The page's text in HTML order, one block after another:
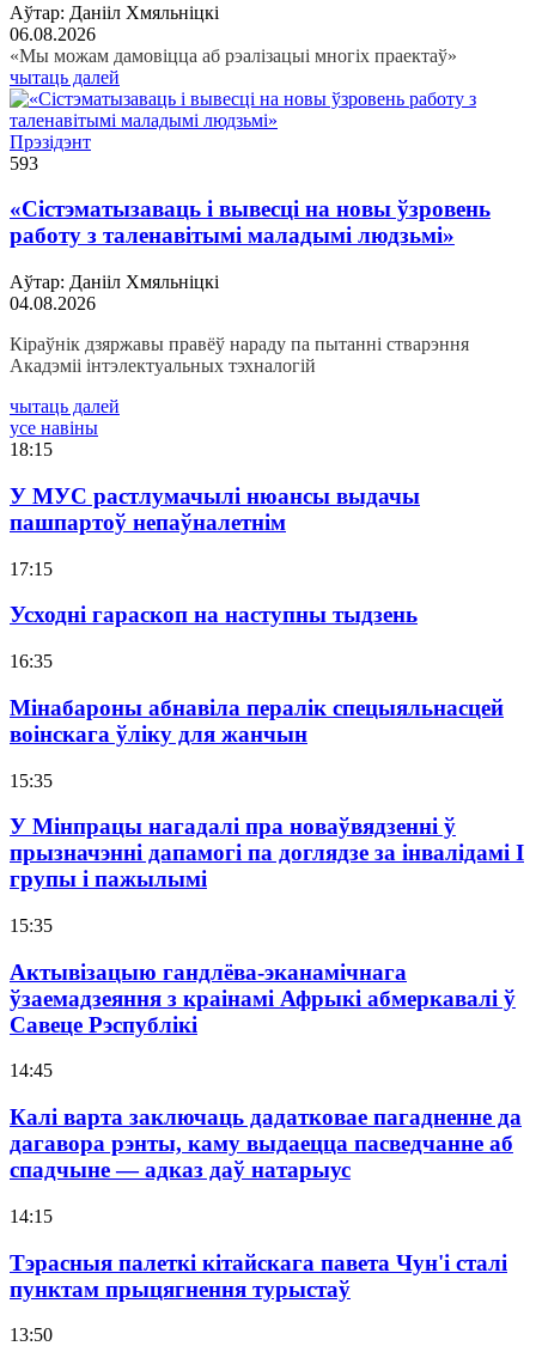
Аўтар: Данііл Хмяльніцкі
06.08.2026
«Мы можам дамовіцца аб рэалізацыі многіх праектаў»
чытаць далей
Прэзідэнт
593
«Сістэматызаваць і вывесці на новы ўзровень
работу з таленавітымі маладымі людзьмі»
Аўтар: Данііл Хмяльніцкі
04.08.2026
Кіраўнік дзяржавы правёў нараду па пытанні стварэння
Акадэміі інтэлектуальных тэхналогій
чытаць далей
усе навіны
18:15
У МУС растлумачылі нюансы выдачы
пашпартоў непаўналетнім
17:15
Усходні гараскоп на наступны тыдзень
16:35
Мінабароны абнавіла пералік спецыяльнасцей
воінскага ўліку для жанчын
15:35
У Мінпрацы нагадалі пра новаўвядзенні ў
прызначэнні дапамогі па доглядзе за інвалідамі I
групы і пажылымі
15:35
Актывізацыю гандлёва-эканамічнага
ўзаемадзеяння з краінамі Афрыкі абмеркавалі ў
Савеце Рэспублікі
14:45
Калі варта заключаць дадатковае пагадненне да
дагавора рэнты, каму выдаецца пасведчанне аб
спадчыне — адказ даў натарыус
14:15
Тэрасныя палеткі кітайскага павета Чун'і сталі
пунктам прыцягнення турыстаў
13:50